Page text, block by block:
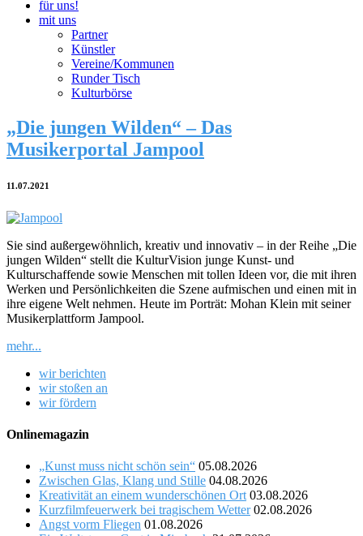
für uns!
mit uns
Partner
Künstler
Vereine/Kommunen
Runder Tisch
Kulturbörse
„Die jungen Wilden“ – Das
Musikerportal Jampool
11.07.2021
Sie sind außergewöhnlich, kreativ und innovativ – in der Reihe „Die
jungen Wilden“ stellt die KulturVision junge Kunst- und
Kulturschaffende sowie Menschen mit tollen Ideen vor, die mit ihren
Werken und Persönlichkeiten die Szene aufmischen und einen mit in
ihre eigene Welt nehmen. Heute im Porträt: Mohan Klein mit seiner
Musikerplattform Jampool.
mehr...
wir berichten
wir stoßen an
wir fördern
Onlinemagazin
„Kunst muss nicht schön sein“ 05.08.2026
Zwischen Glas, Klang und Stille 04.08.2026
Kreativität an einem wunderschönen Ort 03.08.2026
Kurzfilmfeuerwerk bei tragischem Wetter 02.08.2026
Angst vorm Fliegen 01.08.2026